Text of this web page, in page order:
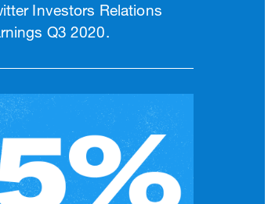
Investors Relations
Q3 2020.